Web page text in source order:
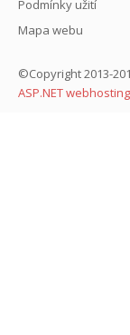
Podmínky užití
Mapa webu
©Copyright 2013-
ASP.NET